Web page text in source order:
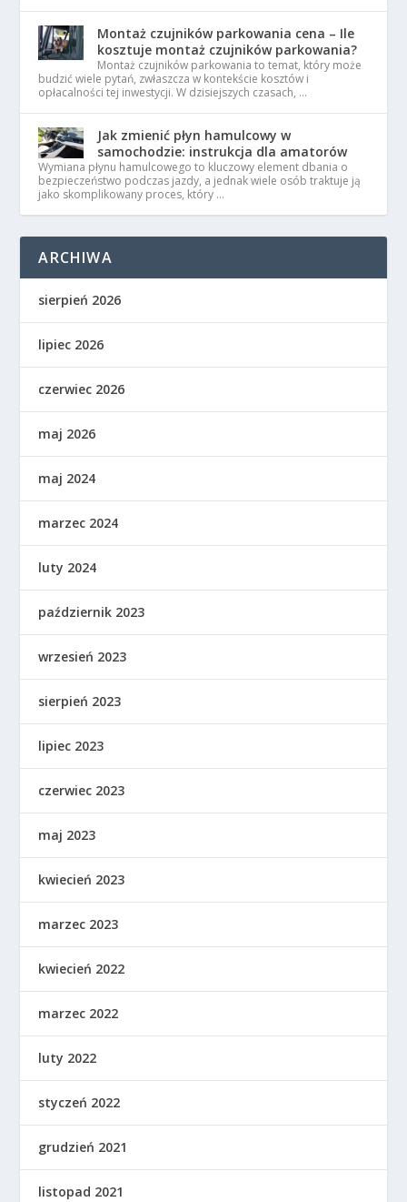
Montaż czujników parkowania cena – Ile
kosztuje montaż czujników parkowania?
Montaż czujników parkowania to temat, który może
budzić wiele pytań, zwłaszcza w kontekście kosztów i
opłacalności tej inwestycji. W dzisiejszych czasach, …
Jak zmienić płyn hamulcowy w
samochodzie: instrukcja dla amatorów
Wymiana płynu hamulcowego to kluczowy element dbania o
bezpieczeństwo podczas jazdy, a jednak wiele osób traktuje ją
jako skomplikowany proces, który …
ARCHIWA
sierpień 2026
lipiec 2026
czerwiec 2026
maj 2026
maj 2024
marzec 2024
luty 2024
październik 2023
wrzesień 2023
sierpień 2023
lipiec 2023
czerwiec 2023
maj 2023
kwiecień 2023
marzec 2023
kwiecień 2022
marzec 2022
luty 2022
styczeń 2022
grudzień 2021
listopad 2021